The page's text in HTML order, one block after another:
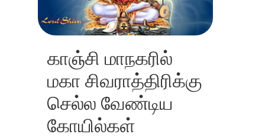
காஞ்சி மாநகரில்
மகா சிவராத்திரிக்கு
செல்ல வேண்டிய
கோயில்கள்